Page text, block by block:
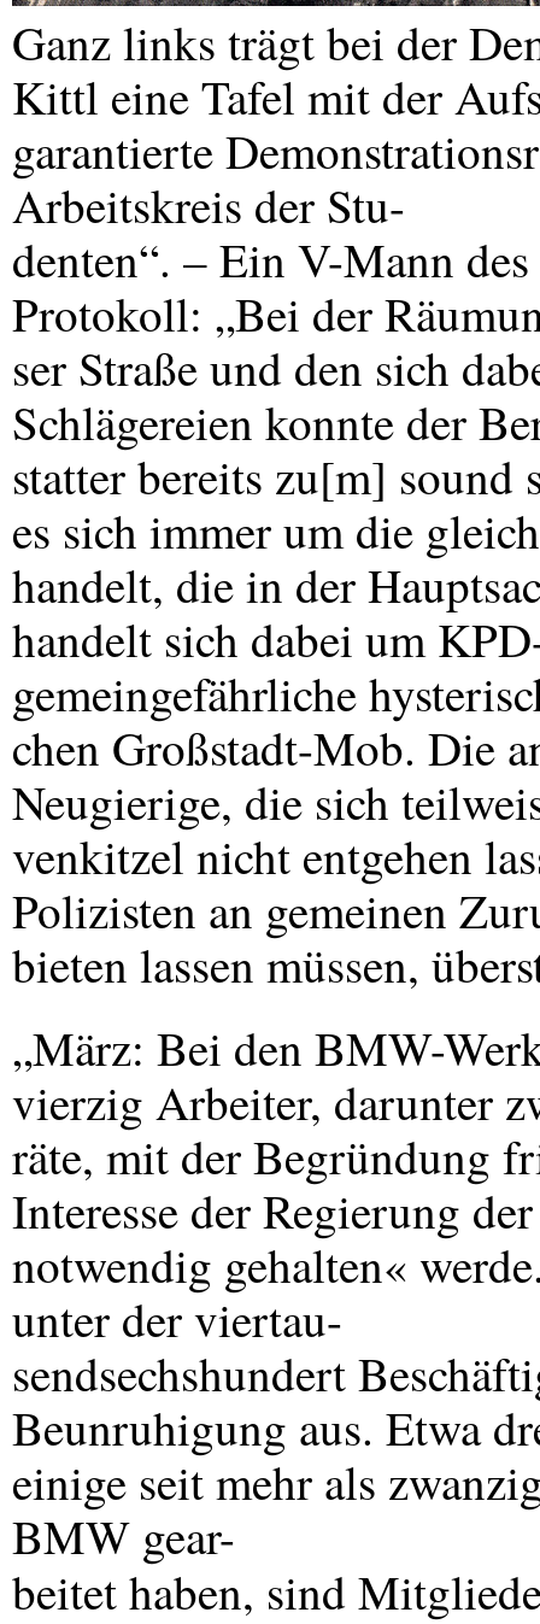
Ganz links trägt bei der
Kittl eine Tafel mit der
garantierte
Arbeitskreis der Stu-
denten“. – Ein V-Mann
Protokoll: „Bei der
ser Straße und den sich
Schlägereien konnte der
statter bereits zu[m]
es sich immer um die
handelt, die in der
handelt sich dabei umKPD
gemeingefährliche
chen Großstadt-Mob. Die
Neugierige, die sich
venkitzel nicht entgehen
Polizisten an gemeinen
bieten lassen müssen,
„März: Bei den BMW-
vierzig Arbeiter, darunter
räte, mit der Begründung
Interesse der Regierung
notwendig gehalten«
unter der viertau-
sendsechshundert
Beunruhigung aus. Etwa
einige seit mehr als
BMW gear-
beitet haben, sind